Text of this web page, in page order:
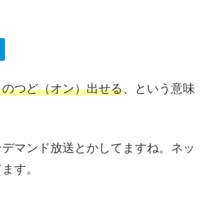
つど（オン）出せる、という意味
マンド放送とかしてますね。ネッ
す。